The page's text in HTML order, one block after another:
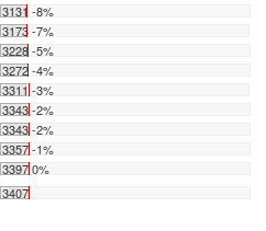
3131 -8%
3173 -7%
3228 -5%
3272 -4%
3311 -3%
3343 -2%
3343 -2%
3357 -1%
3397 0%
3407